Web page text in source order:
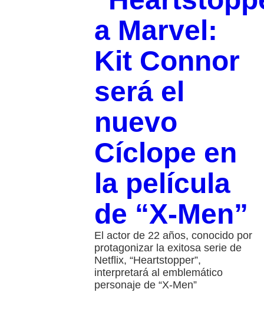
a Marvel:
Kit Connor
será el
nuevo
Cíclope en
la película
de “X-Men”
El actor de 22 años, conocido por
protagonizar la exitosa serie de
Netflix, “Heartstopper”,
interpretará al emblemático
personaje de “X-Men”